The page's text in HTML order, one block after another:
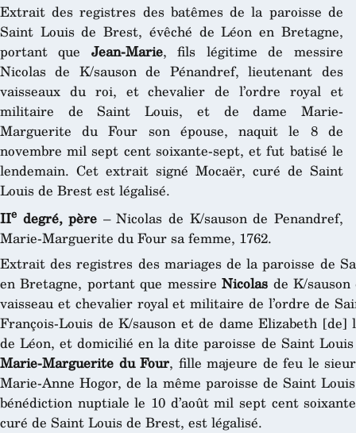
Extrait des registres des batêmes de la paroisse de
Saint Louis de Brest, évêché de Léon en Bretagne,
portant que Jean-Marie, fils légitime de messire
Nicolas de K/sauson de Pénandref, lieutenant des
vaisseaux du roi, et chevalier de l’ordre royal et
militaire de Saint Louis, et de dame Marie-
Marguerite du Four son épouse, naquit le 8 de
novembre mil sept cent soixante-sept, et fut batisé le
lendemain. Cet extrait signé Mocaër, curé de Saint
Louis de Brest est légalisé.
IIe degré, père – Nicolas de K/sauson de Penandref,
Marie-Marguerite du Four sa femme, 1762.
Extrait des registres des mariages de la paroisse de
en Bretagne, portant que messireNicolas de K/
vaisseau et chevalier royal et militaire de l’ordre de
François-Louis de K/sauson et de dame Elizabeth
de Léon, et domicilié en la dite paroisse de Saint
Marie-Marguerite du Four, fille majeure de feu le
Marie-Anne Hogor, de la même paroisse de Saint
bénédiction nuptiale le 10 d’août mil sept cent
curé de Saint Louis de Brest, est légalisé.